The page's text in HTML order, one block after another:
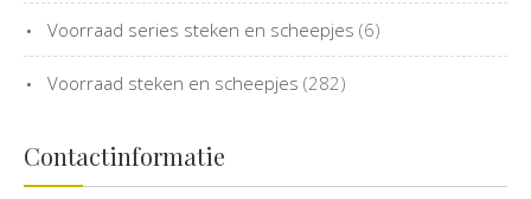
Voorraad series steken en scheepjes (6)
Voorraad steken en scheepjes (282)
Contactinformatie